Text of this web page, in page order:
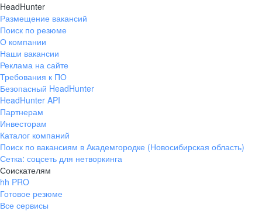
HeadHunter
Размещение вакансий
Поиск по резюме
О компании
Наши вакансии
Реклама на сайте
Требования к ПО
Безопасный HeadHunter
HeadHunter API
Партнерам
Инвесторам
Каталог компаний
Поиск по вакансиям в Академгородке (Новосибирская область)
Сетка: соцсеть для нетворкинга
Соискателям
hh PRO
Готовое резюме
Все сервисы